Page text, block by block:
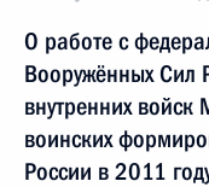
О работе с
Вооружённых Сил
внутренних
воинских
России в 2011